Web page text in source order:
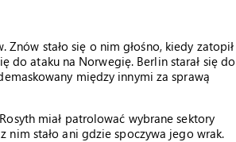
Znów stało się o nim głośno, kiedy zatopił
do ataku na Norwegię. Berlin starał się do
między innymi za sprawą
miał patrolować wybrane sektory
nim stało ani gdzie spoczywa jego wrak.